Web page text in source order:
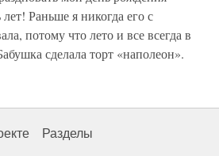
Раньше я никогда его с
потому что лето и все всегда в
сделала торт «наполеон».
Разделы